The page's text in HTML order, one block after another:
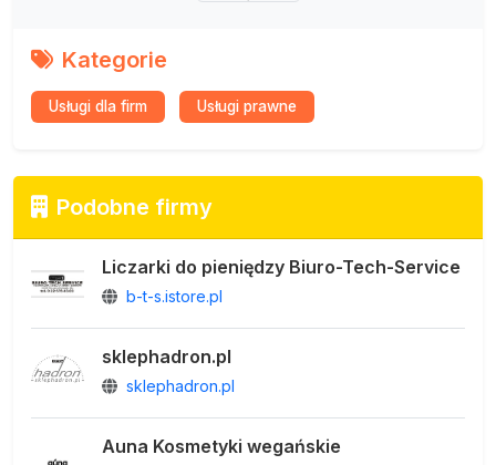
Kategorie
Usługi dla firm Usługi prawne
Podobne firmy
Liczarki do pieniędzy Biuro-Tech-Service
b-t-s.istore.pl
sklephadron.pl
sklephadron.pl
Auna Kosmetyki wegańskie